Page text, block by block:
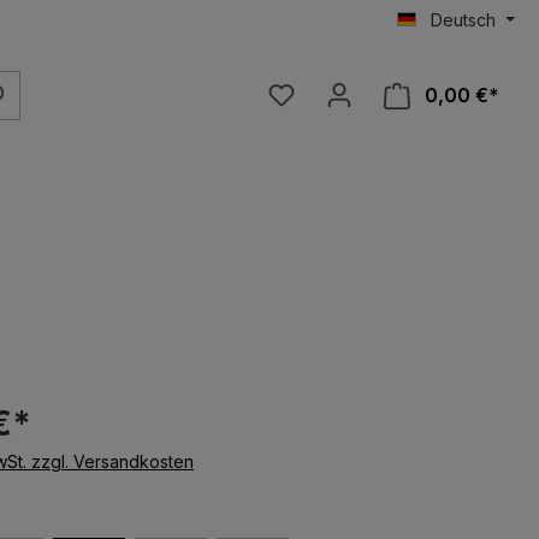
Deutsch
0,00 €*
zzgl. Versandkosten